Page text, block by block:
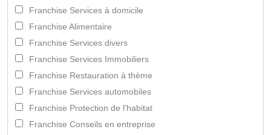
Franchise Services à domicile
Franchise Alimentaire
Franchise Services divers
Franchise Services Immobiliers
Franchise Restauration à thème
Franchise Services automobiles
Franchise Protection de l'habitat
Franchise Conseils en entreprise